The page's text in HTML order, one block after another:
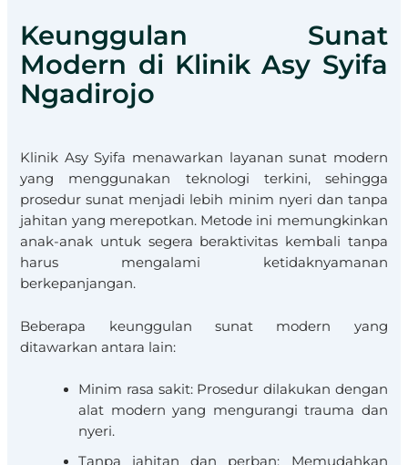
Keunggulan Sunat
Modern di Klinik Asy Syifa
Ngadirojo
Klinik Asy Syifa menawarkan layanan sunat modern
yang menggunakan teknologi terkini, sehingga
prosedur sunat menjadi lebih minim nyeri dan tanpa
jahitan yang merepotkan. Metode ini memungkinkan
anak-anak untuk segera beraktivitas kembali tanpa
harus mengalami ketidaknyamanan
berkepanjangan.
Beberapa keunggulan sunat modern yang
ditawarkan antara lain:
Minim rasa sakit: Prosedur dilakukan dengan
alat modern yang mengurangi trauma dan
nyeri.
Tanpa jahitan dan perban: Memudahkan